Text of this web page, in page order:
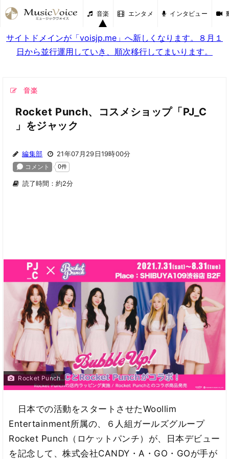
音楽 エンタメ インタビュー
サイトドメインが「voisjp.me」へ新しくなります。８月１
日から並行運用していき、順次移行してまいります。
音楽
Rocket Punch、コスメショップ「PJ_C
」をジャック
編集部 21年07月29日19時00分
読了時間：約2分
Rocket Punch
日本での活動をスタートさせたWoollim
Entertainment所属の、６人組ガールズグループ
Rocket Punch（ロケットパンチ）が、日本デビュー
を記念して、株式会社CANDY・A・GO・GOが手が